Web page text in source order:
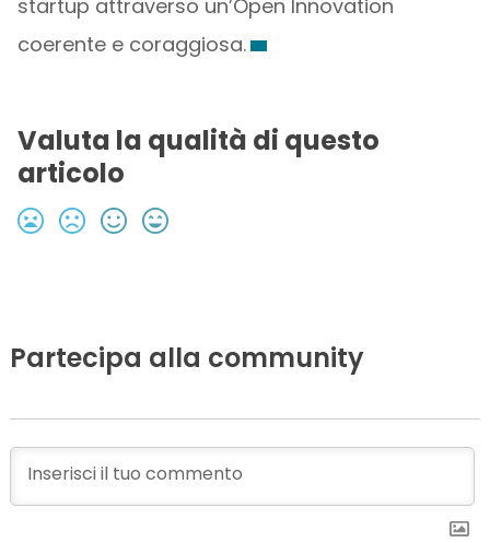
startup attraverso un’Open Innovation
coerente e coraggiosa.
Valuta la qualità di questo
articolo
Partecipa alla community